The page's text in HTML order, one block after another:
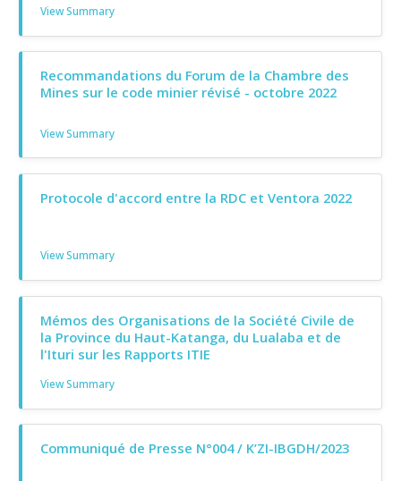
View Summary
Recommandations du Forum de la Chambre des
Mines sur le code minier révisé - octobre 2022
View Summary
Protocole d'accord entre la RDC et Ventora 2022
View Summary
Mémos des Organisations de la Société Civile de
la Province du Haut-Katanga, du Lualaba et de
l'Ituri sur les Rapports ITIE
View Summary
Communiqué de Presse N°004 / K’ZI-IBGDH/2023